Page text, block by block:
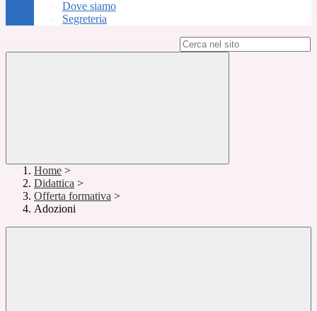
Dove siamo
Segreteria
Home >
Didattica >
Offerta formativa >
Adozioni